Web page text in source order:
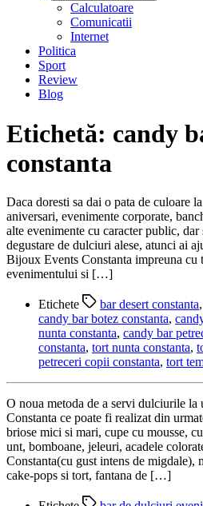
Calculatoare
Comunicatii
Internet
Politica
Sport
Review
Blog
Etichetă: candy
constanta
Daca doresti sa dai o pata de culoare
aniversari, evenimente corporate,
alte evenimente cu caracter public,
degustare de dulciuri alese, atunci ai
Bijoux Events Constanta impreuna cu
evenimentului si […]
Etichete bar desert constanta,
candy bar botez constanta,
nunta constanta, candy bar
constanta, tort nunta constanta,
petreceri copii constanta, tort
O noua metoda de a servi dulciurile la
Constanta ce poate fi realizat din
briose mici si mari, cupe cu mousse,
unt, bomboane, jeleuri, acadele
Constanta(cu gust intens de migdale),
cake-pops si tort, fantana de […]